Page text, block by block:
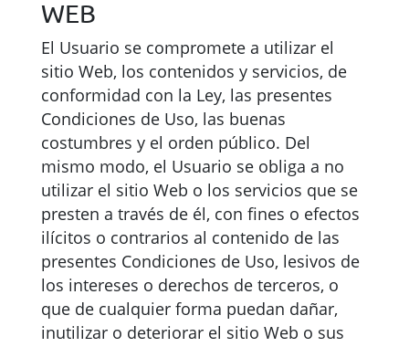
WEB
El Usuario se compromete a utilizar el
sitio Web, los contenidos y servicios, de
conformidad con la Ley, las presentes
Condiciones de Uso, las buenas
costumbres y el orden público. Del
mismo modo, el Usuario se obliga a no
utilizar el sitio Web o los servicios que se
presten a través de él, con fines o efectos
ilícitos o contrarios al contenido de las
presentes Condiciones de Uso, lesivos de
los intereses o derechos de terceros, o
que de cualquier forma puedan dañar,
inutilizar o deteriorar el sitio Web o sus